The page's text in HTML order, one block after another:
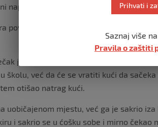
napravio i listu za odstrijel.
povuče zahtjev za usvajanje, i sina je
je s majkom napustio kuću i zajedno
školu, već da će se vratiti kući da
otišao natrag kući.
uobičajenom mjestu, već ga je sakrio iza
i sakrio se u ćošku sobe i mirno čekao
Prihvati i
Saznaj više
Pravila o zaštiti